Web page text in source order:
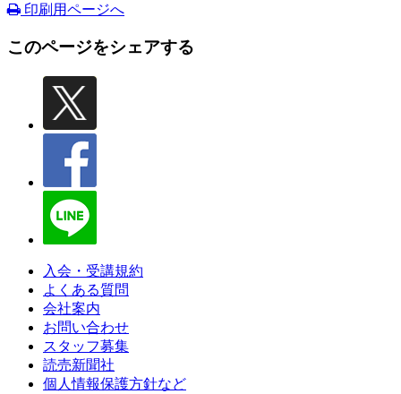
印刷用ページへ
このページをシェアする
入会・受講規約
よくある質問
会社案内
お問い合わせ
スタッフ募集
読売新聞社
個人情報保護方針など